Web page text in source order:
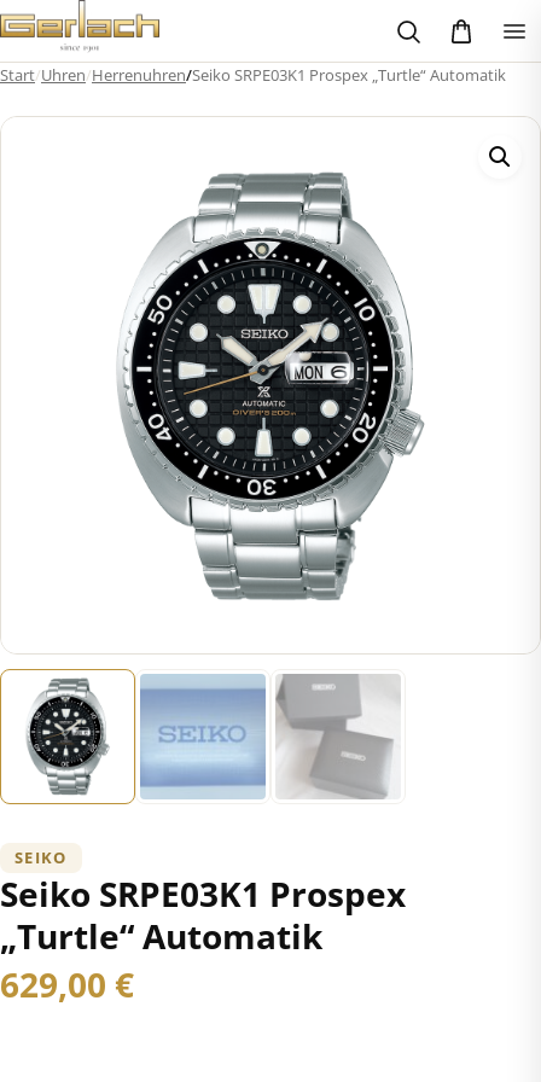
Zum
Inhalt
springen
Start/Uhren/Herrenuhren/Seiko SRPE03K1 Prospex „Turtle“ Automatik
SEIKO
Seiko SRPE03K1 Prospex
„Turtle“ Automatik
629,00 €